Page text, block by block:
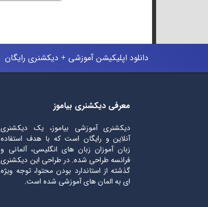
دانلود اپلیکیشن آموزشی + دیکشنری رایگان
معرفی دیکشنری بیاموز
دیکشنری آموزشی بیاموز، یک دیکشنری
آنلاین و رایگان است که با هدف استفاده
زبان آموزان زبان های انگلیسی، آلمانی و
فرانسه طراحی شده. در طراحی این دیکشنری
گذشته از استاندارد بودن محتوا، توجه ویژه
ای به المان های آموزشی شده است.